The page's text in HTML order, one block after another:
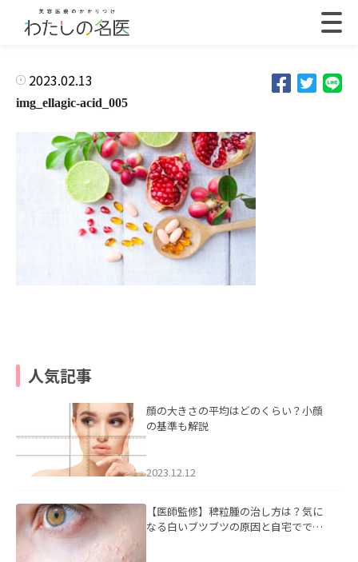
2023.02.13
img_ellagic-acid_005
人気記事
顔の大きさの平均はどのくらい？小顔
の基準も解説
2023.12.12
【医師監修】稗粒腫の治し方は？気に
なる白いブツブツの原因と自宅ででき